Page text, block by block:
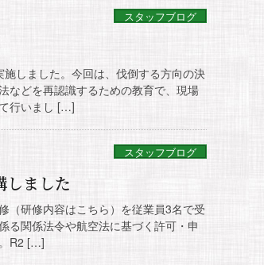
スタッフブログ
しました。今回は、伐倒する方向の決
などを再認識するための教育で、現場
行いまし […]
スタッフブログ
しました
研修内容はこちら）を従業員3名で受
る関係法令や航空法に基づく許可・申
R2 […]